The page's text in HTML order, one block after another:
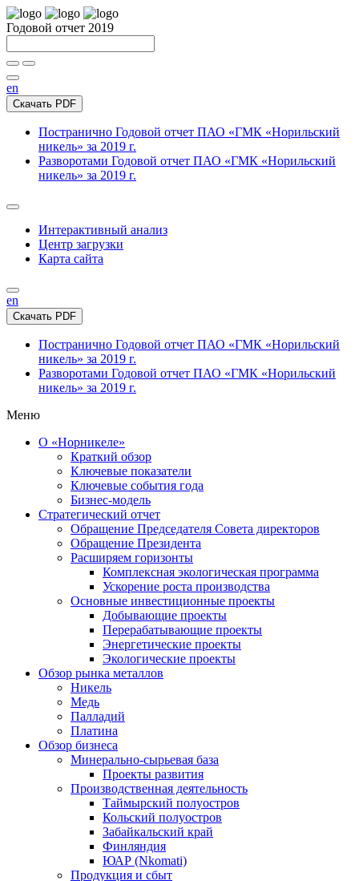
Годовой отчет 2019
en
Скачать PDF
Постранично Годовой отчет ПАО «ГМК «Норильский
никель» за 2019 г.
Разворотами Годовой отчет ПАО «ГМК «Норильский
никель» за 2019 г.
Интерактивный анализ
Центр загрузки
Карта сайта
en
Скачать PDF
Постранично Годовой отчет ПАО «ГМК «Норильский
никель» за 2019 г.
Разворотами Годовой отчет ПАО «ГМК «Норильский
никель» за 2019 г.
Меню
О «Норникеле»
Краткий обзор
Ключевые показатели
Ключевые события года
Бизнес-модель
Стратегический отчет
Обращение Председателя Совета директоров
Обращение Президента
Расширяем горизонты
Комплексная экологическая программа
Ускорение роста производства
Основные инвестиционные проекты
Добывающие проекты
Перерабатывающие проекты
Энергетические проекты
Экологические проекты
Обзор рынка металлов
Никель
Медь
Палладий
Платина
Обзор бизнеса
Минерально-сырьевая база
Проекты развития
Производственная деятельность
Таймырский полуостров
Кольский полуостров
Забайкальский край
Финляндия
ЮАР (Nkomati)
Продукция и сбыт